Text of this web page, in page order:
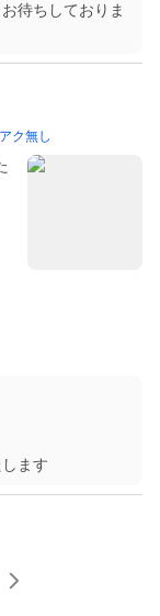
待ちしておりま
ク無し
ます